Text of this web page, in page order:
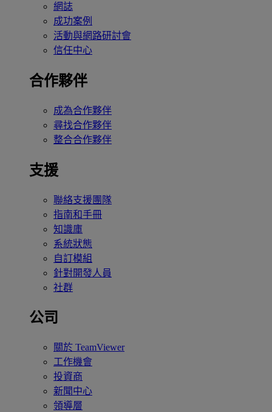
網誌
成功案例
活動與網路研討會
信任中心
合作夥伴
成為合作夥伴
尋找合作夥伴
整合合作夥伴
支援
聯絡支援團隊
指南和手冊
知識庫
系統狀態
自訂模組
針對開發人員
社群
公司
關於 TeamViewer
工作機會
投資商
新聞中心
領導層